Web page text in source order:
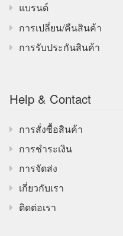
แบรนด์
การเปลี่ยน/คืนสินค้า
การรับประกันสินค้า
Help & Contact
การสั่งซื้อสินค้า
การชำระเงิน
การจัดส่ง
เกี่ยวกับเรา
ติดต่อเรา